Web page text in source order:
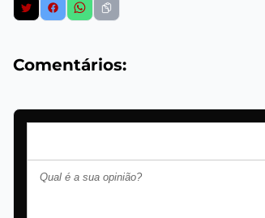
Comentários: